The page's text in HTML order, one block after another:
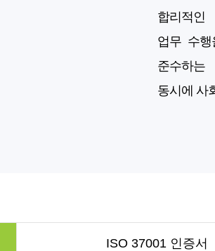
합리적인
업무 수
준수하는
동시에 사
ISO 37001 인증서